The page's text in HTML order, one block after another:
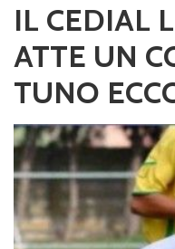
IL CEDIAL
ATTE UN
TUNO